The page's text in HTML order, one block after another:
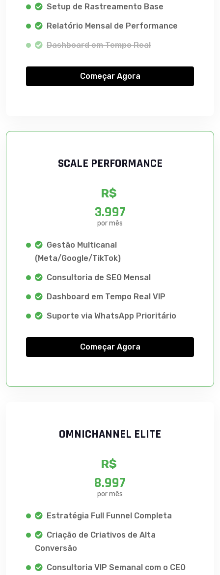
Setup de Rastreamento Base
Relatório Mensal de Performance
Dashboard em Tempo Real
Começar Agora
SCALE PERFORMANCE
R$
3.997
por mês
Gestão Multicanal
(Meta/Google/TikTok)
Consultoria de SEO Mensal
Dashboard em Tempo Real VIP
Suporte via WhatsApp Prioritário
Começar Agora
OMNICHANNEL ELITE
R$
8.997
por mês
Estratégia Full Funnel Completa
Criação de Criativos de Alta
Conversão
Consultoria VIP Semanal com o CEO